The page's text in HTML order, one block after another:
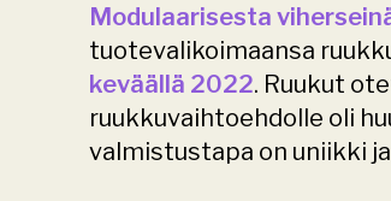
Modulaarisesta
tuotevalikoimaansa
keväällä 2022. Ruukut
ruukkuvaihtoehdolle oli
valmistustapa on uniikki